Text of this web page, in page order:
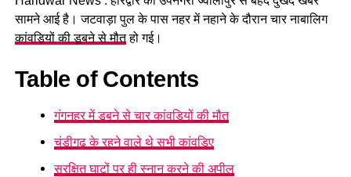
सामने आई है। जटवाड़ा पुल के पास नहर में नहाने के दौरान चार नाबालिग
कांवड़ियों की डूबने से मौतहो गई।
Table of Contents
गंगनहर में डूबने से चार कांवड़ियों की मौत
चंडीगढ़ के रहने वाले थे सभी कांवड़िए
सुरक्षित घाटों पर ही स्नान करने की अपील